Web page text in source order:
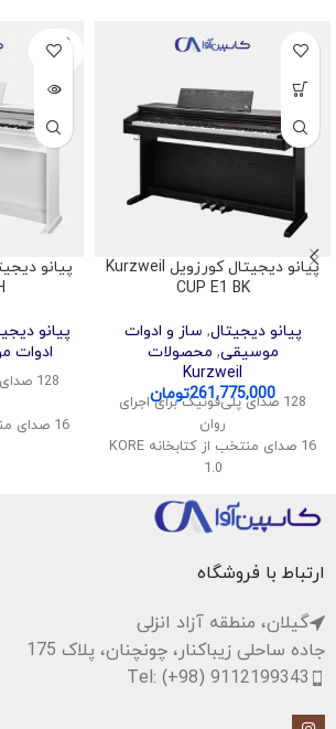
پیانو دیجیتال کورزویل Kurzweil
CUP E1 BK
پیانو دیجیتال, ساز و ادوات
موسیقی, محصولات
Kurzweil
261,775,000تومان
128 صدای پلی‌فونیک برای اجرای
روان
16 صدای منتخب از کتابخانه KORE
1.0
اتصال بی‌سیم صدا و MIDI
پشتیبانی از USB Audio و MIDI
وات
SOLD
OUT
پیانو
ادوات
128
ارتباط با فروشگاه
گیلان، منطقه آزاد انزلی
جاده ساحلی زیباکنار، چونچنان، پلاک 175
Tel: (+98) 9112199343